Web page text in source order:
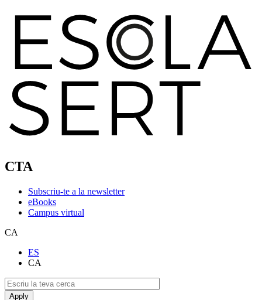
CTA
Subscriu-te a la newsletter
eBooks
Campus virtual
CA
ES
CA